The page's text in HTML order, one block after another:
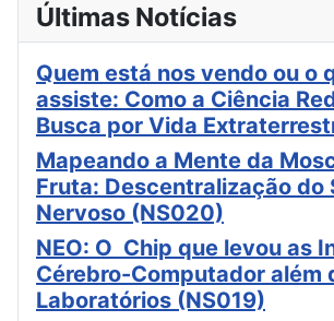
Últimas Notícias
Quem está nos vendo ou o
assiste: Como a Ciência
Busca por Vida
Mapeando a Mente da
Fruta: Descentralização do
Nervoso (NS020)
NEO: O Chip que levou as
Cérebro-Computador além
Laboratórios (NS019)